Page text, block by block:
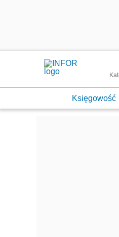
Księgowość